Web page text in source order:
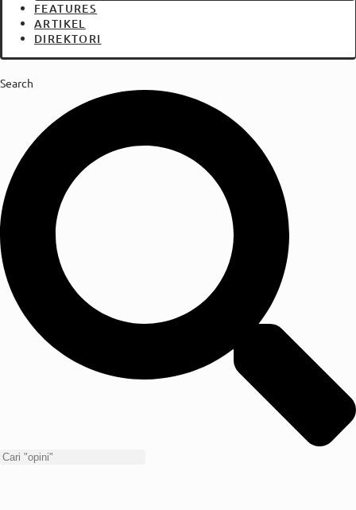
FEATURES
ARTIKEL
DIREKTORI
Search